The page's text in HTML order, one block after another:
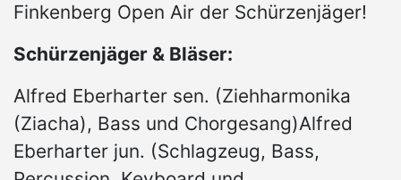
Finkenberg Open Air der Schürzenjäger!
Schürzenjäger & Bläser:
Alfred Eberharter sen. (Ziehharmonika
(Ziacha), Bass und Chorgesang)Alfred
Eberharter jun. (Schlagzeug, Bass,